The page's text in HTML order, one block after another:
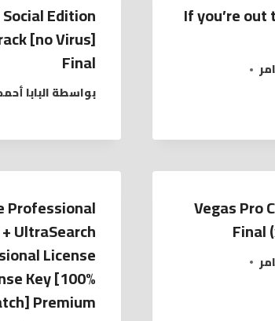
If you’re
Edition
[no Virus]
Final
بواسطةالبابا
Vegas Pro
Final
Professional
UltraSearch
License
Key [100%
Premium